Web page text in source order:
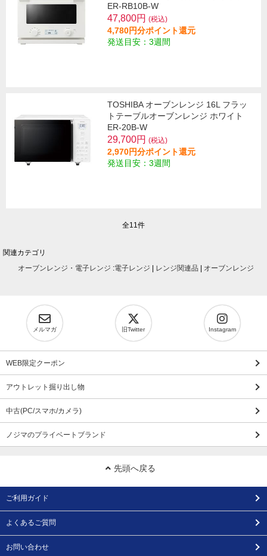
ER-RB10B-W
47,800円 (税込)
4,780円分ポイント還元
発送目安：3週間
TOSHIBA オーブンレンジ 16L フラッ
トテーブルオーブンレンジ ホワイト
ER-20B-W
29,700円 (税込)
2,970円分ポイント還元
発送目安：3週間
全11件
関連カテゴリ
オーブンレンジ・電子レンジ :電子レンジ | レンジ関連品 | オーブンレンジ
メルマガ 旧Twitter Instagram
WEB限定クーポン
アウトレット掘り出し物
中古(PC/スマホ/カメラ)
ノジマのプライベートブランド
先頭へ戻る
ご利用ガイド
よくあるご質問
お問い合わせ